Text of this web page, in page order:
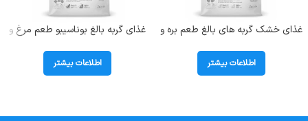
غذای خشک گربه های بالغ طعم بره و
اطلاعات بیشتر
غذای گربه بالغ بوناسیبو طعم مرغ و
اطلاعات بیشتر